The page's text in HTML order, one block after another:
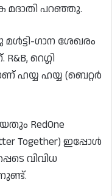
പറഞ്ഞു.
ഗാന ശേഖരം
റെഗ്ഗി
ഹയ്യ ഹയ്യ (ബെറ്റർ
RedOne
Together) ഇപ്പോൾ
വിവിധ